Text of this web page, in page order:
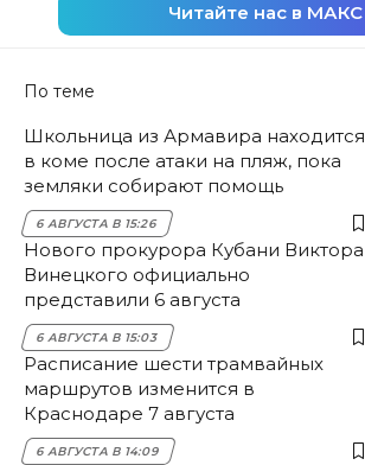
Читайте нас в МАКС
По теме
Школьница из Армавира находится
в коме после атаки на пляж, пока
земляки собирают помощь
6 АВГУСТА В 15:26
Нового прокурора Кубани Виктора
Винецкого официально
представили 6 августа
6 АВГУСТА В 15:03
Расписание шести трамвайных
маршрутов изменится в
Краснодаре 7 августа
6 АВГУСТА В 14:09